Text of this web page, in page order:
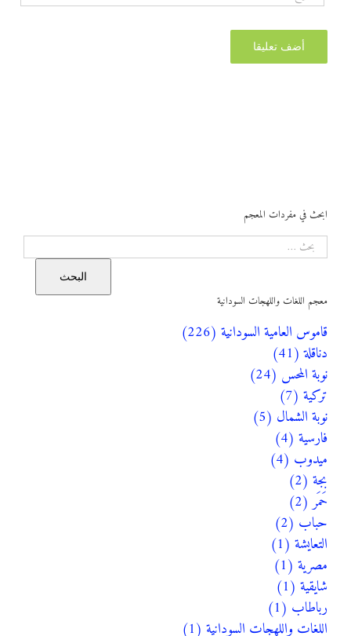
ابحث في مفردات المعجم
البحث
البحث
معجم اللغات واللهجات السودانية
قاموس العامية السودانية (226)
دناقلة (41)
نوبة المحس (24)
تركية (7)
نوبة الشمال (5)
فارسية (4)
ميدوب (4)
بجة (2)
حَمَر (2)
حباب (2)
التعايشة (1)
مصرية (1)
شايقية (1)
رباطاب (1)
اللغات واللهجات السودانية (1)